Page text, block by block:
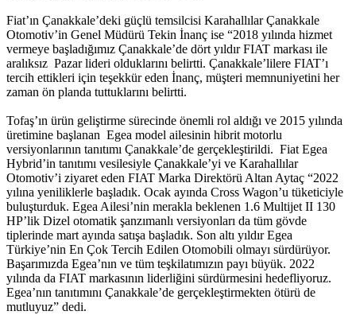
Fiat’ın Çanakkale’deki güçlü temsilcisi Karahallılar Çanakkale
Otomotiv’in Genel Müdürü Tekin İnanç ise “2018 yılında hizmet
vermeye başladığımız Çanakkale’de dört yıldır FIAT markası ile
aralıksız Pazar lideri olduklarını belirtti. Çanakkale’lilere FIAT’ı
tercih ettikleri için teşekkür eden İnanç, müşteri memnuniyetini her
zaman ön planda tuttuklarını belirtti.
Tofaş’ın ürün geliştirme sürecinde önemli rol aldığı ve 2015 yılında
üretimine başlanan Egea model ailesinin hibrit motorlu
versiyonlarının tanıtımı Çanakkale’de gerçekleştirildi. Fiat Egea
Hybrid’in tanıtımı vesilesiyle Çanakkale’yi ve Karahallılar
Otomotiv’i ziyaret eden FIAT Marka Direktörü Altan Aytaç “2022
yılına yeniliklerle başladık. Ocak ayında Cross Wagon’u tüketiciyle
buluşturduk. Egea Ailesi’nin merakla beklenen 1.6 Multijet II 130
HP’lik Dizel otomatik şanzımanlı versiyonları da tüm gövde
tiplerinde mart ayında satışa başladık. Son altı yıldır Egea
Türkiye’nin En Çok Tercih Edilen Otomobili olmayı sürdürüyor.
Başarımızda Egea’nın ve tüm teşkilatımızın payı büyük. 2022
yılında da FIAT markasının liderliğini sürdürmesini hedefliyoruz.
Egea’nın tanıtımını Çanakkale’de gerçekleştirmekten ötürü de
mutluyuz” dedi.